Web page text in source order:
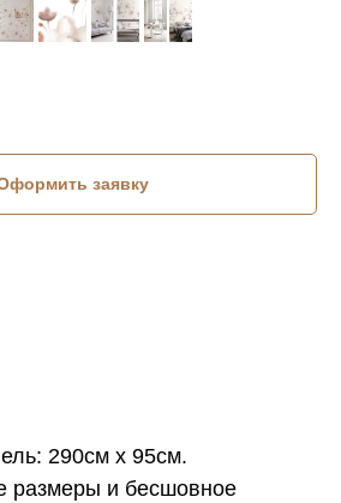
заявку
290см х 95см.
и бесшовное